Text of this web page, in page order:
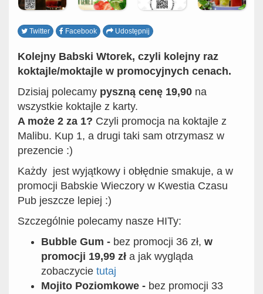
Twitter Facebook Udostępnij
Kolejny Babski Wtorek, czyli kolejny raz
koktajle/moktajle w promocyjnych cenach.
Dzisiaj polecamy pyszną cenę 19,90 na
wszystkie koktajle z karty.
A może 2 za 1? Czyli promocja na koktajle z
Malibu. Kup 1, a drugi taki sam otrzymasz w
prezencie :)
Każdy jest wyjątkowy i obłędnie smakuje, a w
promocji Babskie Wieczory w Kwestia Czasu
Pub jeszcze lepiej :)
Szczególnie polecamy nasze HITy:
Bubble Gum - bez promocji 36 zł, w
promocji 19,99 zł a jak wygląda
zobaczycie tutaj
Mojito Poziomkowe - bez promocji 33